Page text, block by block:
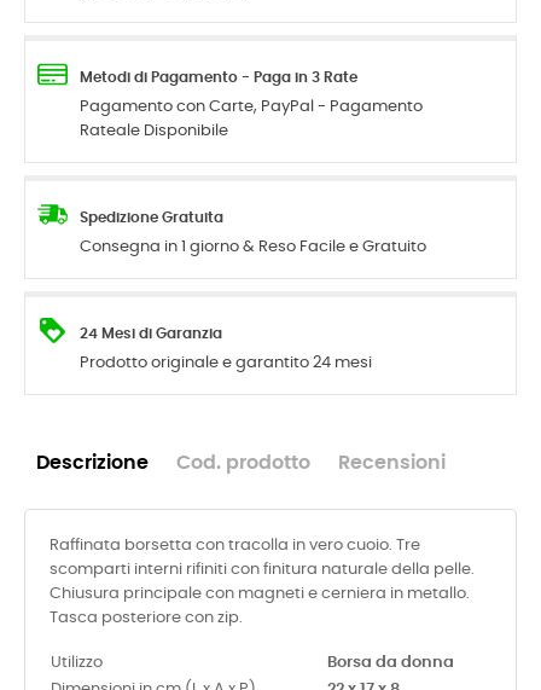
Metodi di Pagamento - Paga in 3 Rate
Pagamento con Carte, PayPal - Pagamento
Rateale Disponibile
Spedizione Gratuita
Consegna in 1 giorno & Reso Facile e Gratuito
24 Mesi di Garanzia
Prodotto originale e garantito 24 mesi
Descrizione Cod. prodotto Recensioni
Raffinata borsetta con tracolla in vero cuoio. Tre
scomparti interni rifiniti con finitura naturale della pelle.
Chiusura principale con magneti e cerniera in metallo.
Tasca posteriore con zip.
Utilizzo
Borsa da donna